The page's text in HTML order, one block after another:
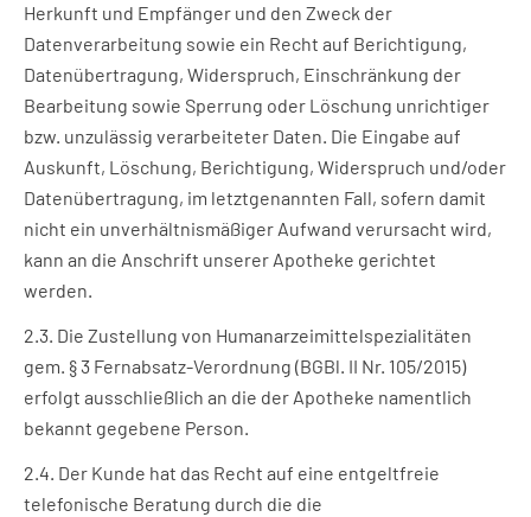
Herkunft und Empfänger und den Zweck der
Datenverarbeitung sowie ein Recht auf Berichtigung,
Datenübertragung, Widerspruch, Einschränkung der
Bearbeitung sowie Sperrung oder Löschung unrichtiger
bzw. unzulässig verarbeiteter Daten. Die Eingabe auf
Auskunft, Löschung, Berichtigung, Widerspruch und/oder
Datenübertragung, im letztgenannten Fall, sofern damit
nicht ein unverhältnismäßiger Aufwand verursacht wird,
kann an die Anschrift unserer Apotheke gerichtet
werden.
2.3. Die Zustellung von Humanarzeimittelspezialitäten
gem. § 3 Fernabsatz-Verordnung (BGBl. II Nr. 105/2015)
erfolgt ausschließlich an die der Apotheke namentlich
bekannt gegebene Person.
2.4. Der Kunde hat das Recht auf eine entgeltfreie
telefonische Beratung durch die die